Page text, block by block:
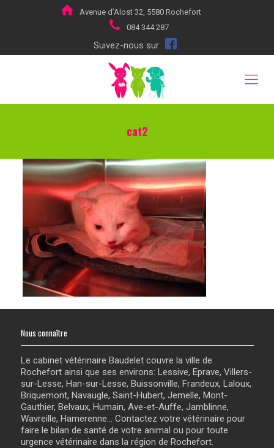
Avenue d’Alost 32, 5580 Rochefort
084 344 287
Suivez-nous sur
cat2
Nous connaître
Le cabinet vétérinaire Baudelet couvre la ville de
Rochefort ainsi que ses environs: Lessive, Eprave, Villers-
sur-Lesse, Han-sur-Lesse, Buissonville, Frandeux, Laloux,
Briquemont, Navaugle, Saint-Hubert, Jemelle, Mont-
Gauthier, Belvaux, Humain, Ave-et-Auffe, Jamblinne,
Wavreille, Hamerenne... Contactez votre vétérinaire pour
faire le bilan de santé de votre animal ou pour toute
urgence vétérinaire dans la région de Rochefort.